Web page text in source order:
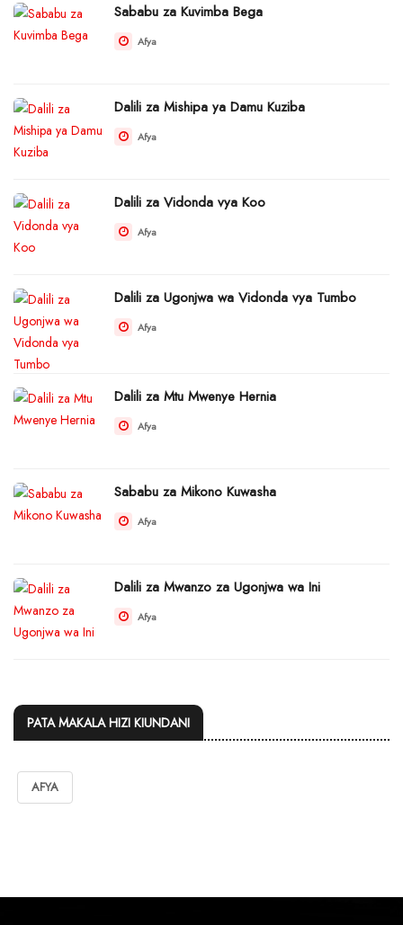
Sababu za Kuvimba Bega
Afya
Dalili za Mishipa ya Damu Kuziba
Afya
Dalili za Vidonda vya Koo
Afya
Dalili za Ugonjwa wa Vidonda vya Tumbo
Afya
Dalili za Mtu Mwenye Hernia
Afya
Sababu za Mikono Kuwasha
Afya
Dalili za Mwanzo za Ugonjwa wa Ini
Afya
PATA MAKALA HIZI KIUNDANI
AFYA